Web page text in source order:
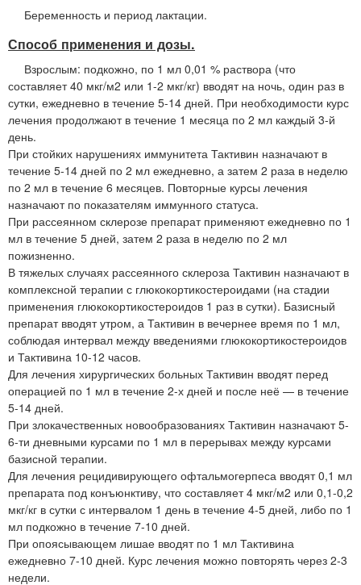
Беременность и период лактации.
Способ применения и дозы.
Взрослым: подкожно, по 1 мл 0,01 % раствора (что
составляет 40 мкг/м2 или 1-2 мкг/кг) вводят на ночь, один раз в
сутки, ежедневно в течение 5-14 дней. При необходимости курс
лечения продолжают в течение 1 месяца по 2 мл каждый 3-й
день.
При стойких нарушениях иммунитета Тактивин назначают в
течение 5-14 дней по 2 мл ежедневно, а затем 2 раза в неделю
по 2 мл в течение 6 месяцев. Повторные курсы лечения
назначают по показателям иммунного статуса.
При рассеянном склерозе препарат применяют ежедневно по 1
мл в течение 5 дней, затем 2 раза в неделю по 2 мл
пожизненно.
В тяжелых случаях рассеянного склероза Тактивин назначают в
комплексной терапии с глюкокортикостероидами (на стадии
применения глюкокортикостероидов 1 раз в сутки). Базисный
препарат вводят утром, а Тактивин в вечернее время по 1 мл,
соблюдая интервал между введениями глюкокортикостероидов
и Тактивина 10-12 часов.
Для лечения хирургических больных Тактивин вводят перед
операцией по 1 мл в течение 2-х дней и после неё — в течение
5-14 дней.
При злокачественных новообразованиях Тактивин назначают 5-
6-ти дневными курсами по 1 мл в перерывах между курсами
базисной терапии.
Для лечения рецидивирующего офтальмогерпеса вводят 0,1 мл
препарата под конъюнктиву, что составляет 4 мкг/м2 или 0,1-0,2
мкг/кг в сутки с интервалом 1 день в течение 4-5 дней, либо по 1
мл подкожно в течение 7-10 дней.
При опоясывающем лишае вводят по 1 мл Тактивина
ежедневно 7-10 дней. Курс лечения можно повторять через 2-3
недели.